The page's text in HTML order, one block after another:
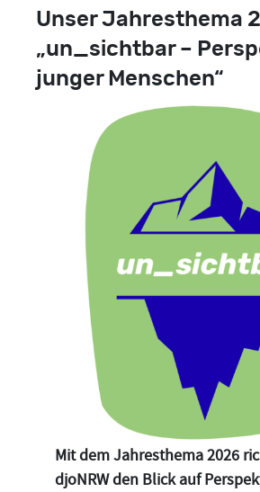
Unser Jahresthema
„un_sichtbar –
junger Menschen“
Mit dem Jahresthema 2026
djoNRW den Blick auf